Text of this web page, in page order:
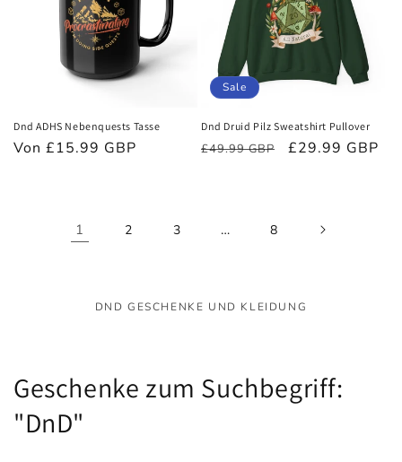
Dnd ADHS Nebenquests Tasse
Normaler
Von £15.99 GBP
Sale
Dnd Druid Pilz Sweatshirt Pullover
Normaler
£49.99 GBP Verkaufspreis
£29.99 GBP
1 2 3 … 8
DND GESCHENKE UND KLEIDUNG
K
a
Geschenke zum Suchbegriff:
"DnD"